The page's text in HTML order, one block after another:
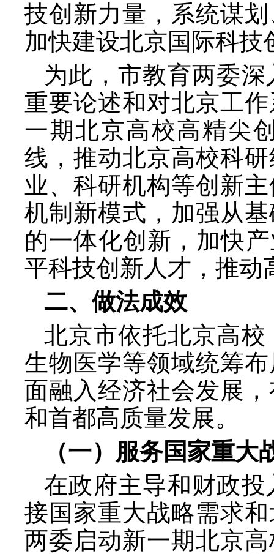
技创新力量，系统谋
加快建设北京国际科技
为此，市教育两委
重要论述和对北京工
一期北京高校高精尖
线，推动北京高校科
业、科研机构等创新
机制新模式，加强从
的一体化创新，加快
平科技创新人才，推动
二、做法成效
北京市依托北京高
生物医学等领域统筹
面融入经济社会发展
和首都高质量发展。
（一）服务国家重大
在政府主导和财政
接国家重大战略需求
两委启动新一期北京